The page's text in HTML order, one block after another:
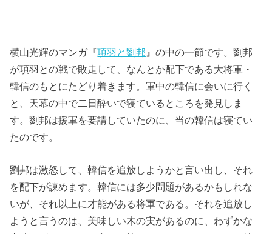
横山光輝のマンガ『項羽と劉邦 』の中の一節です。劉邦
が項羽との戦で敗走して、なんとか配下である大将軍・
韓信のもとにたどり着きます。軍中の韓信に会いに行く
と、天幕の中で二日酔いで寝ているところを発見しま
す。劉邦は援軍を要請していたのに、当の韓信は寝てい
たのです。
劉邦は激怒して、韓信を追放しようかと言い出し、それ
を配下が諌めます。韓信には多少問題があるかもしれな
いが、それ以上に才能がある将軍である。それを追放し
ようと言うのは、美味しい木の実があるのに、わずかな